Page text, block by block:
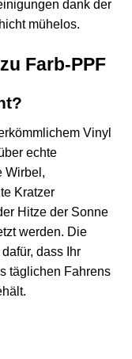
dank der
mühelos.
Farb-PPF
Vinyl
echte
Wirbel,
Kratzer
Hitze der Sonne
werden. Die
dass Ihr
täglichen Fahrens